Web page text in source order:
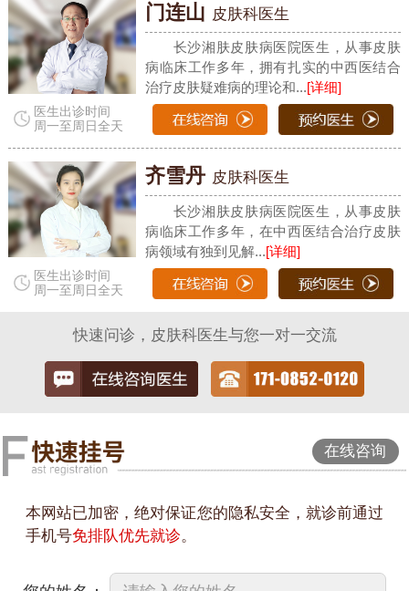
医生出诊时间
周一至周日全天
门连山 皮肤科医生
长沙湘肤皮肤病医院医生，从事皮肤
病临床工作多年，拥有扎实的中西医结合
治疗皮肤疑难病的理论和...[详细]
医生出诊时间
周一至周日全天
齐雪丹 皮肤科医生
长沙湘肤皮肤病医院医生，从事皮肤
病临床工作多年，在中西医结合治疗皮肤
病领域有独到见解...[详细]
快速问诊，皮肤科医生与您一对一交流
在线咨询
本网站已加密，绝对保证您的隐私安全，就诊前通过
手机号免排队优先就诊。